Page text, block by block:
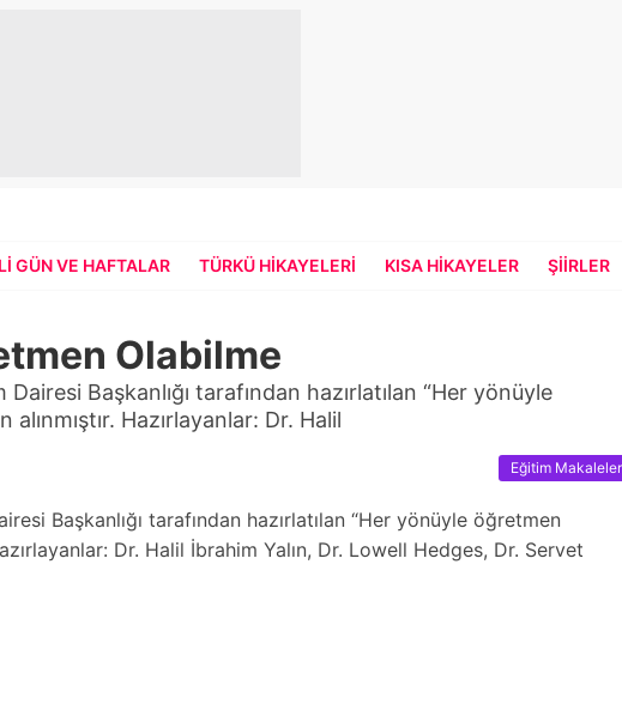
GÜN VE HAFTALAR TÜRKÜ HIKAYELERI KISA HIKAYELER ŞIIRLER
Olabilme
Başkanlığı tarafından hazırlatılan “Her yönüyle
Hazırlayanlar: Dr. Halil
Eğitim
Başkanlığı tarafından hazırlatılan “Her yönüyle öğretmen
Dr. Halil İbrahim Yalın, Dr. Lowell Hedges, Dr. Servet